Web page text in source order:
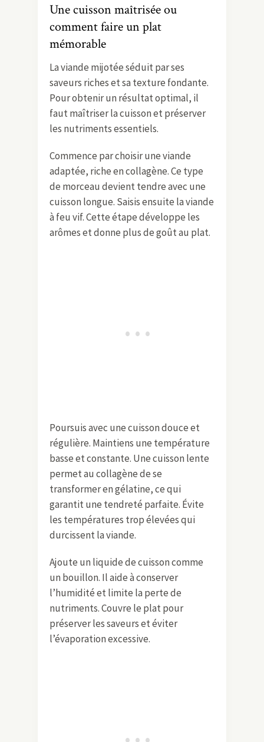
Une cuisson maîtrisée ou
comment faire un plat
mémorable
La viande mijotée séduit par ses
saveurs riches et sa texture fondante.
Pour obtenir un résultat optimal, il
faut maîtriser la cuisson et préserver
les nutriments essentiels.
Commence par choisir une viande
adaptée, riche en collagène. Ce type
de morceau devient tendre avec une
cuisson longue. Saisis ensuite la viande
à feu vif. Cette étape développe les
arômes et donne plus de goût au plat.
Poursuis avec une cuisson douce et
régulière. Maintiens une température
basse et constante. Une cuisson lente
permet au collagène de se
transformer en gélatine, ce qui
garantit une tendreté parfaite. Évite
les températures trop élevées qui
durcissent la viande.
Ajoute un liquide de cuisson comme
un bouillon. Il aide à conserver
l’humidité et limite la perte de
nutriments. Couvre le plat pour
préserver les saveurs et éviter
l’évaporation excessive.